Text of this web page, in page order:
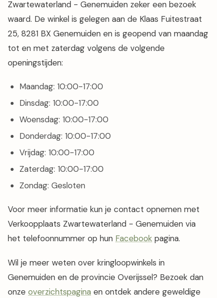
Zwartewaterland - Genemuiden zeker een bezoek
waard. De winkel is gelegen aan de Klaas Fuitestraat
25, 8281 BX Genemuiden en is geopend van maandag
tot en met zaterdag volgens de volgende
openingstijden:
Maandag: 10:00-17:00
Dinsdag: 10:00-17:00
Woensdag: 10:00-17:00
Donderdag: 10:00-17:00
Vrijdag: 10:00-17:00
Zaterdag: 10:00-17:00
Zondag: Gesloten
Voor meer informatie kun je contact opnemen met
Verkoopplaats Zwartewaterland - Genemuiden via
het telefoonnummer op hun Facebook pagina.
Wil je meer weten over kringloopwinkels in
Genemuiden en de provincie Overijssel? Bezoek dan
onze overzichtspagina en ontdek andere geweldige